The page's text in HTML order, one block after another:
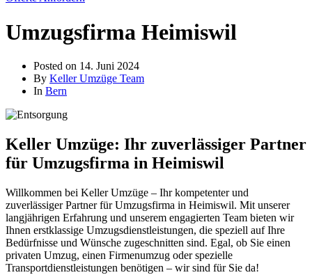
Umzugsfirma Heimiswil
Posted on 14. Juni 2024
By Keller Umzüge Team
In Bern
Keller Umzüge: Ihr zuverlässiger Partner
für Umzugsfirma in Heimiswil
Willkommen bei Keller Umzüge – Ihr kompetenter und
zuverlässiger Partner für Umzugsfirma in Heimiswil. Mit unserer
langjährigen Erfahrung und unserem engagierten Team bieten wir
Ihnen erstklassige Umzugsdienstleistungen, die speziell auf Ihre
Bedürfnisse und Wünsche zugeschnitten sind. Egal, ob Sie einen
privaten Umzug, einen Firmenumzug oder spezielle
Transportdienstleistungen benötigen – wir sind für Sie da!